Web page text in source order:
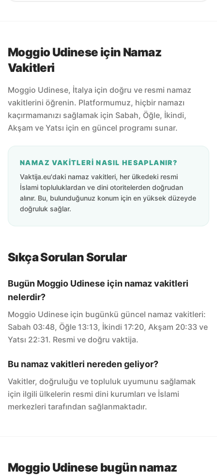
Moggio Udinese için Namaz
Vakitleri
Moggio Udinese, İtalya için doğru ve resmi namaz
vakitlerini öğrenin. Platformumuz, hiçbir namazı
kaçırmamanızı sağlamak için Sabah, Öğle, İkindi,
Akşam ve Yatsı için en güncel programı sunar.
NAMAZ VAKITLERI NASIL HESAPLANIR?
Vaktija.eu'daki namaz vakitleri, her ülkedeki resmi
İslami topluluklardan ve dini otoritelerden doğrudan
alınır. Bu, bulunduğunuz konum için en yüksek düzeyde
doğruluk sağlar.
Sıkça Sorulan Sorular
Bugün Moggio Udinese için namaz vakitleri
nelerdir?
Moggio Udinese için bugünkü güncel namaz vakitleri:
Sabah 03:48, Öğle 13:13, İkindi 17:20, Akşam 20:33 ve
Yatsı 22:31. Resmi ve doğru vaktija.
Bu namaz vakitleri nereden geliyor?
Vakitler, doğruluğu ve topluluk uyumunu sağlamak
için ilgili ülkelerin resmi dini kurumları ve İslami
merkezleri tarafından sağlanmaktadır.
Moggio Udinese bugün namaz